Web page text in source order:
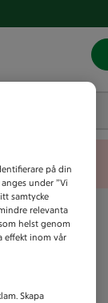
på din
under ”Vi
samtycke
relevanta
helst genom
effekt inom vår
Skapa